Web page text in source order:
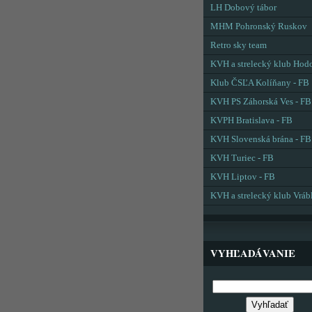
LH Dobový tábor
MHM Pohronský Ruskov
Retro sky team
KVH a strelecký klub
Klub ČSĽA Kolíňany - FB
KVH PS Záhorská Ves - FB
KVPH Bratislava - FB
KVH Slovenská brána - FB
KVH Turiec - FB
KVH Liptov - FB
KVH a strelecký klub
VYHĽADÁVANIE